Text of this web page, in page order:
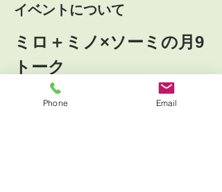
イベントについて
ミロ＋ミノ×ソーミの月9
トーク
第14夜
Phone Email